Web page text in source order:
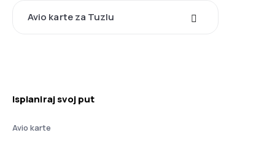
Avio karte za Tuzlu
Isplaniraj svoj put
Avio karte